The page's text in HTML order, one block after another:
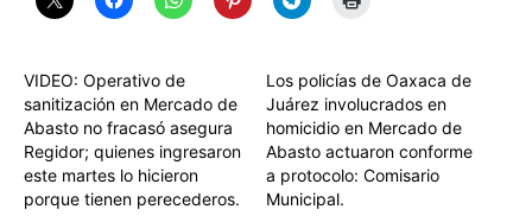
VIDEO: Operativo de
sanitización en Mercado de
Abasto no fracasó asegura
Regidor; quienes ingresaron
este martes lo hicieron
porque tienen perecederos.
Los policías de Oaxaca de
Juárez involucrados en
homicidio en Mercado de
Abasto actuaron conforme
a protocolo: Comisario
Municipal.